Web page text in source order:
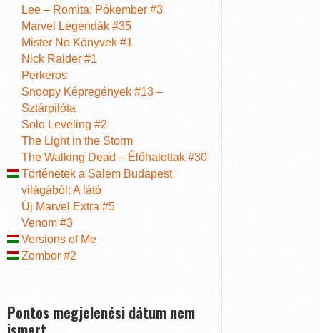
Lee – Romita: Pókember #3
Marvel Legendák #35
Mister No Könyvek #1
Nick Raider #1
Perkeros
Snoopy Képregények #13 –
Sztárpilóta
Solo Leveling #2
The Light in the Storm
The Walking Dead – Élőhalottak #30
Történetek a Salem Budapest
világából: A látó
Új Marvel Extra #5
Venom #3
Versions of Me
Zombor #2
Pontos megjelenési dátum nem